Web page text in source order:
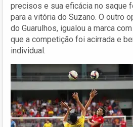
precisos e sua eficácia no saque
para a vitória do Suzano. O outro
do Guarulhos, igualou a marca
que a competição foi acirrada e
individual.